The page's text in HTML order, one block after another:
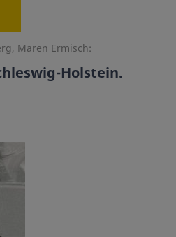
Maren Ermisch:
Holstein.